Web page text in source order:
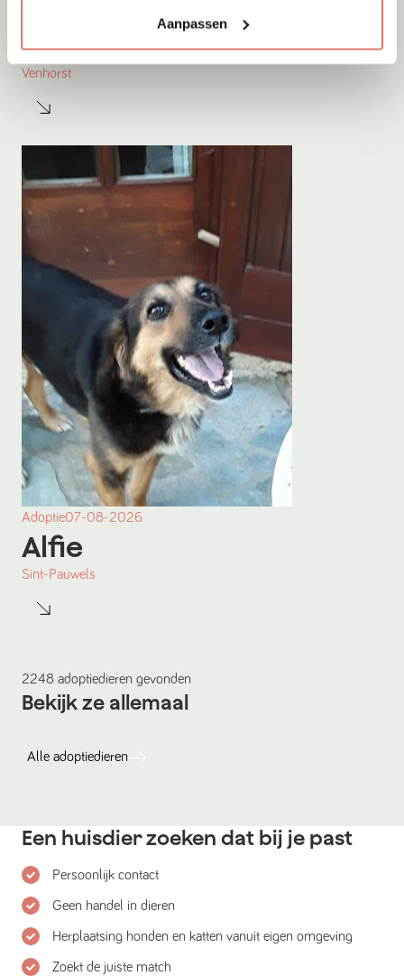
Aanpassen
Bea
Venhorst
Adoptie07-08-2026
Alfie
Sint-Pauwels
2248 adoptiedieren gevonden
Bekijk ze allemaal
Alle adoptiedieren
Een huisdier zoeken dat bij je past
Persoonlijk contact
Geen handel in dieren
Herplaatsing honden en katten vanuit eigen omgeving
Zoekt de juiste match